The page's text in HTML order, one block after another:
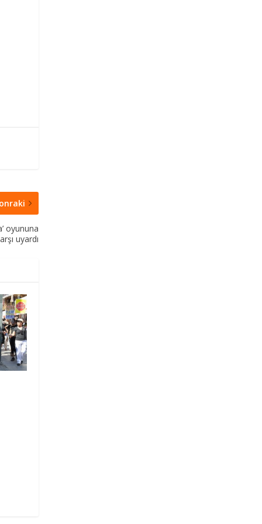
oyununa
uyardı